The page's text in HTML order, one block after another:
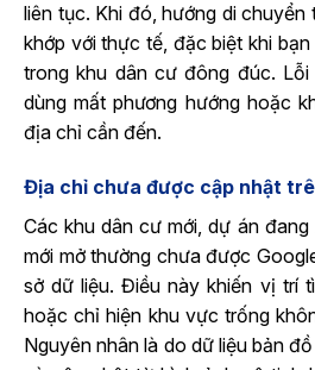
liên tục. Khi đó, hướng di
khớp với thực tế, đặc biệt khi
trong khu dân cư đông đúc. Lỗi
dùng mất phương hướng hoặc
địa chỉ cần đến.
Địa chỉ chưa được cập nhật
Các khu dân cư mới, dự án
mới mở thường chưa được
sở dữ liệu. Điều này khiến vị trí
hoặc chỉ hiện khu vực trống
Nguyên nhân là do dữ liệu bản